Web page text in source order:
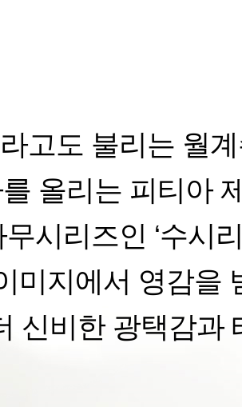
고도 불리는 월
올리는 피티아
시리즈인 ‘수시
미지에서 영감을
신비한 광택감과